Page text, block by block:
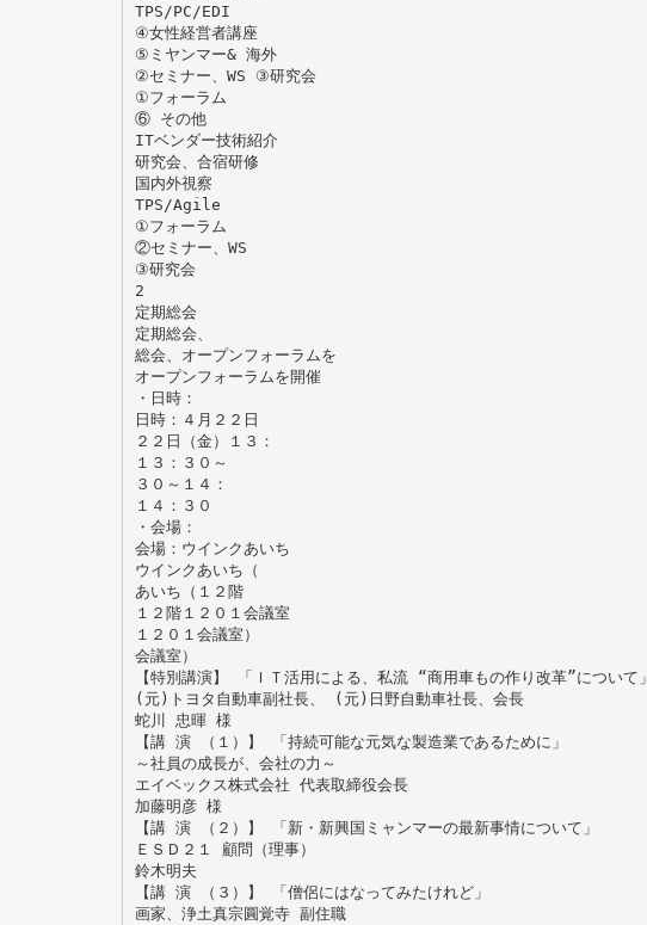
TPS/PC/EDI
④女性経営者講座
⑤ミヤンマー& 海外
②セミナー、WS ③研究会
①フォーラム
⑥ その他
ITベンダー技術紹介
研究会、合宿研修
国内外視察
TPS/Agile
①フォーラム
②セミナー、WS
③研究会
2
定期総会
定期総会、
総会、オープンフォーラムを
オープンフォーラムを開催
・日時：
日時：４月２２日
２２日（金）１３：
１３：３０～
３０～１４：
１４：３０
・会場：
会場：ウインクあいち
ウインクあいち（
あいち（１２階
１２階１２０１会議室
１２０１会議室）
会議室）
【特別講演】 「ＩＴ活用による、私流 “商用車もの作り改革”について」
(元)トヨタ自動車副社長、 (元)日野自動車社長、会長
蛇川 忠暉 様
【講 演 （１）】 「持続可能な元気な製造業であるために」
～社員の成長が、会社の力～
エイベックス株式会社 代表取締役会長
加藤明彦 様
【講 演 （２）】 「新・新興国ミャンマーの最新事情について」
ＥＳＤ２１ 顧問（理事）
鈴木明夫
【講 演 （３）】 「僧侶にはなってみたけれど」
画家、浄土真宗圓覚寺 副住職